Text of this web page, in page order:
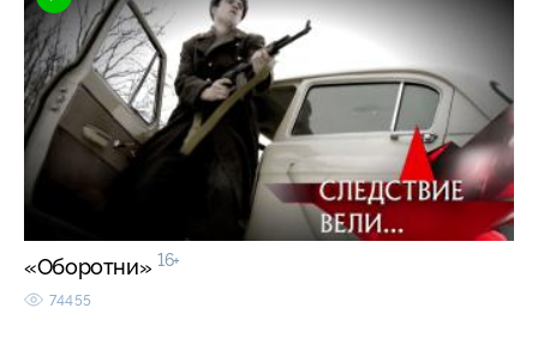
«Оборотни» 16+
74455